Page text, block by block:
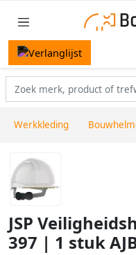
Werkkleding
JSP
397 | 1 stuk